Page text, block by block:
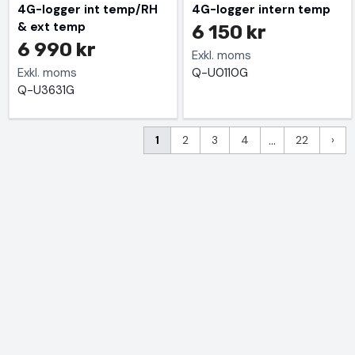
4G-logger int temp/RH
& ext temp
6 990 kr
Exkl. moms
Q-U3631G
4G-logger intern temp
6 150 kr
Exkl. moms
Q-U0110G
1 2 3 4 ... 22 ›